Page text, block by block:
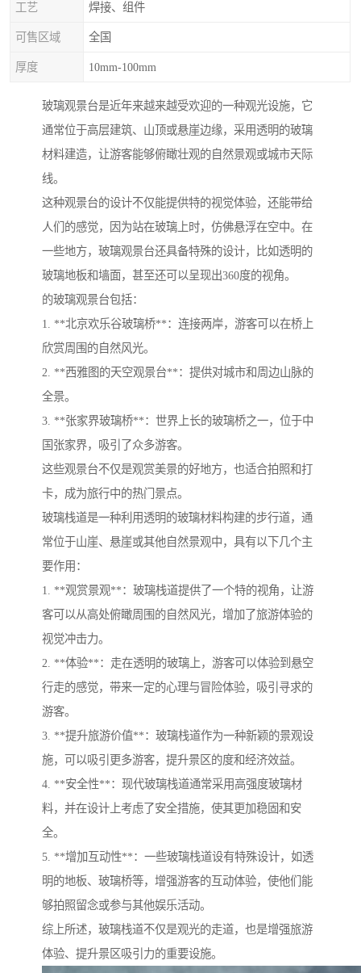
工艺 焊接、组件
可售区域 全国
厚度 10mm-100mm
玻璃观景台是近年来越来越受欢迎的一种观光设施，它
通常位于高层建筑、山顶或悬崖边缘，采用透明的玻璃
材料建造，让游客能够俯瞰壮观的自然景观或城市天际
线。
这种观景台的设计不仅能提供特的视觉体验，还能带给
人们的感觉，因为站在玻璃上时，仿佛悬浮在空中。在
一些地方，玻璃观景台还具备特殊的设计，比如透明的
玻璃地板和墙面，甚至还可以呈现出360度的视角。
的玻璃观景台包括：
1. **北京欢乐谷玻璃桥**：连接两岸，游客可以在桥上
欣赏周围的自然风光。
2. **西雅图的天空观景台**：提供对城市和周边山脉的
全景。
3. **张家界玻璃桥**：世界上长的玻璃桥之一，位于中
国张家界，吸引了众多游客。
这些观景台不仅是观赏美景的好地方，也适合拍照和打
卡，成为旅行中的热门景点。
玻璃栈道是一种利用透明的玻璃材料构建的步行道，通
常位于山崖、悬崖或其他自然景观中，具有以下几个主
要作用：
1. **观赏景观**：玻璃栈道提供了一个特的视角，让游
客可以从高处俯瞰周围的自然风光，增加了旅游体验的
视觉冲击力。
2. **体验**：走在透明的玻璃上，游客可以体验到悬空
行走的感觉，带来一定的心理与冒险体验，吸引寻求的
游客。
3. **提升旅游价值**：玻璃栈道作为一种新颖的景观设
施，可以吸引更多游客，提升景区的度和经济效益。
4. **安全性**：现代玻璃栈道通常采用高强度玻璃材
料，并在设计上考虑了安全措施，使其更加稳固和安
全。
5. **增加互动性**：一些玻璃栈道设有特殊设计，如透
明的地板、玻璃桥等，增强游客的互动体验，使他们能
够拍照留念或参与其他娱乐活动。
综上所述，玻璃栈道不仅是观光的走道，也是增强旅游
体验、提升景区吸引力的重要设施。